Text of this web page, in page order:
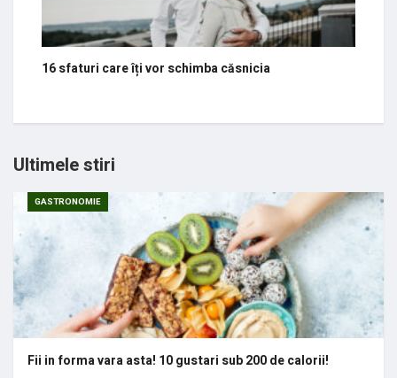
16 sfaturi care îți vor schimba căsnicia
Ultimele stiri
GASTRONOMIE
Fii in forma vara asta! 10 gustari sub 200 de calorii!